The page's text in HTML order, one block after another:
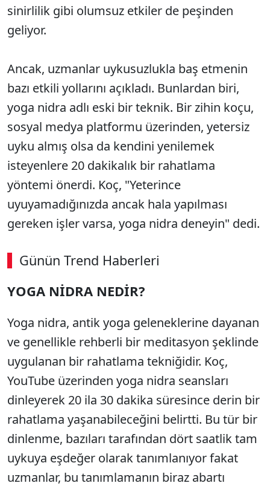
sinirlilik gibi olumsuz etkiler de peşinden
geliyor.
Ancak, uzmanlar uykusuzlukla baş etmenin
bazı etkili yollarını açıkladı. Bunlardan biri,
yoga nidra adlı eski bir teknik. Bir zihin koçu,
sosyal medya platformu üzerinden, yetersiz
uyku almış olsa da kendini yenilemek
isteyenlere 20 dakikalık bir rahatlama
yöntemi önerdi. Koç, "Yeterince
uyuyamadığınızda ancak hala yapılması
gereken işler varsa, yoga nidra deneyin" dedi.
Günün Trend Haberleri
00:02 / 08:06
YOGA NİDRA NEDİR?
Yoga nidra, antik yoga geleneklerine dayanan
ve genellikle rehberli bir meditasyon şeklinde
uygulanan bir rahatlama tekniğidir. Koç,
YouTube üzerinden yoga nidra seansları
dinleyerek 20 ila 30 dakika süresince derin bir
rahatlama yaşanabileceğini belirtti. Bu tür bir
dinlenme, bazıları tarafından dört saatlik tam
uykuya eşdeğer olarak tanımlanıyor fakat
uzmanlar, bu tanımlamanın biraz abartı